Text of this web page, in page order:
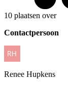
10 plaatsen over
Contactpersoon
Renee Hupkens